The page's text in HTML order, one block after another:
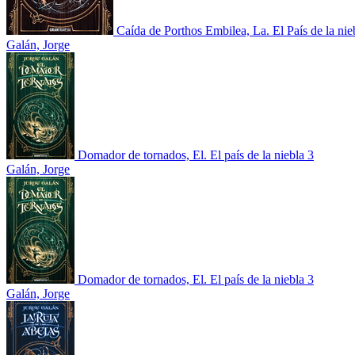
Caída de Porthos Embilea, La. El País de la
Galán, Jorge
Domador de tornados, El. El país de la niebla 3
Galán, Jorge
Domador de tornados, El. El país de la niebla 3
Galán, Jorge